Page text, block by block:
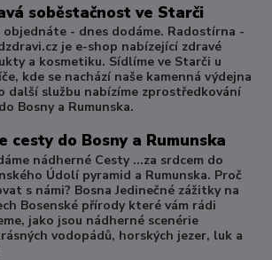
soběstačnost ve Starči
objednáte - dnes dodáme. Radostírna -
je e-shop nabízející zdravé
a kosmetiku. Sídlíme ve Starči u
kde se nachází naše kamenná výdejna
další službu nabízíme zprostředkování
Bosny a Rumunska.
cesty do Bosny a Rumunska
nádherné Cesty ...za srdcem do
Údolí pyramid a Rumunska. Proč
s námi? Bosna Jedinečné zážitky na
Bosenské přírody které vám rádi
jako jsou nádherné scenérie
vodopádů, horských jezer, luk a